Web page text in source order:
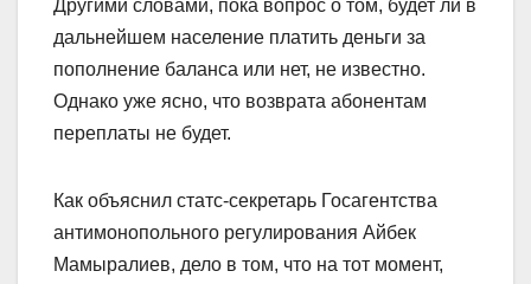
Другими словами, пока вопрос о том, будет ли в
дальнейшем население платить деньги за
пополнение баланса или нет, не известно.
Однако уже ясно, что возврата абонентам
переплаты не будет.
Как объяснил статс-секретарь Госагентства
антимонопольного регулирования Айбек
Мамыралиев, дело в том, что на тот момент,